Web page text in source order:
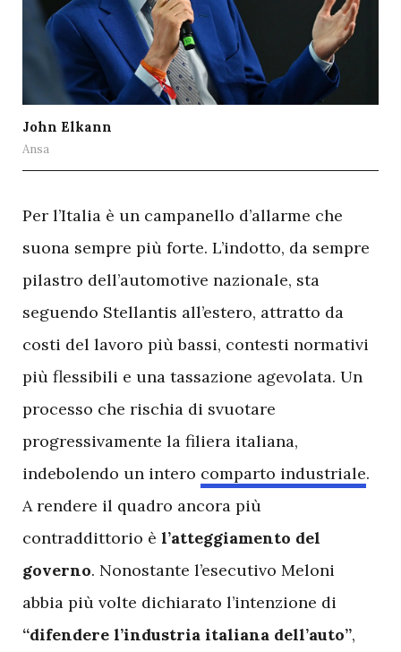
John Elkann
Ansa
Per l’Italia è un campanello d’allarme che
suona sempre più forte. L’indotto, da sempre
pilastro dell’automotive nazionale, sta
seguendo Stellantis all’estero, attratto da
costi del lavoro più bassi, contesti normativi
più flessibili e una tassazione agevolata. Un
processo che rischia di svuotare
progressivamente la filiera italiana,
indebolendo un intero comparto industriale.
A rendere il quadro ancora più
contraddittorio è l’atteggiamento del
governo. Nonostante l’esecutivo Meloni
abbia più volte dichiarato l’intenzione di
“difendere l’industria italiana dell’auto”,